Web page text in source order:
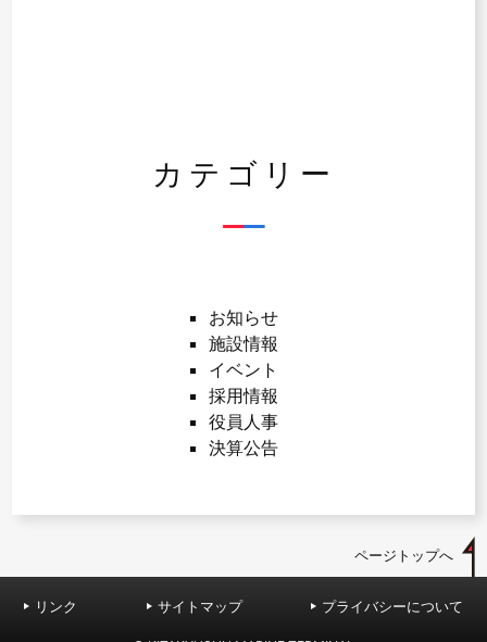
カテゴリー
お知らせ
施設情報
イベント
採用情報
役員人事
決算公告
ページトップへ
リンク サイトマップ プライバシーについて